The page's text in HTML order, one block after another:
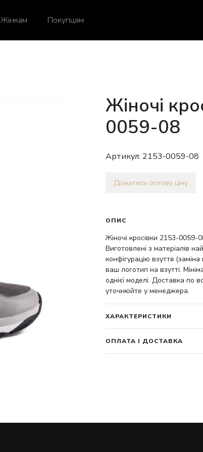
Жінкам Покупцям
Жіночі
0059-08
Артикул: 2153-0059-08
Дізнатись оптову ціну
ОПИС
Жіночі кросівки 2153-0059-
Виготовлені з матеріалів
конфігурацію взуття
ваш логотип на взутті.
однієї моделі. Доставка по
уточнюйте у менеджера.
ХАРАКТЕРИСТИКИ
ОПЛАТА І ДОСТАВКА